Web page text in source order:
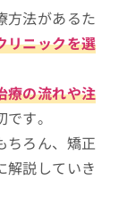
ク
ー三河島クリ
方法があるた
リニックを選
療の流れや注
す。
ちろん、矯正
解説していき